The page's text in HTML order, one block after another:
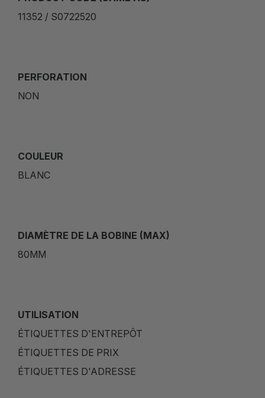
11352 / S0722520
PERFORATION
NON
COULEUR
BLANC
DIAMÈTRE DE LA BOBINE (MAX)
80MM
UTILISATION
ÉTIQUETTES D'ENTREPÔT
ÉTIQUETTES DE PRIX
ÉTIQUETTES D'ADRESSE